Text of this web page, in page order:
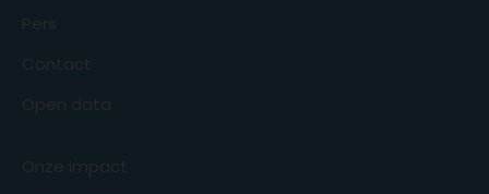
Pers
Contact
Open data
Onze impact